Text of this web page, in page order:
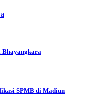
Bhayangkara
SPMB di Madiun